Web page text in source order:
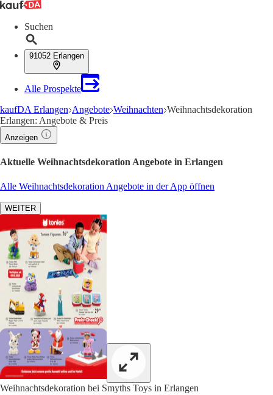
Suchen
91052 Erlangen
Alle Prospekte
kaufDA Erlangen Angebote Weihnachten Weihnachtsdekoration
Erlangen: Angebote & Preis
Anzeigen
Aktuelle Weihnachtsdekoration Angebote in Erlangen
Alle Weihnachtsdekoration Angebote in der App öffnen
WEITER
Weihnachtsdekoration bei Smyths Toys in Erlangen